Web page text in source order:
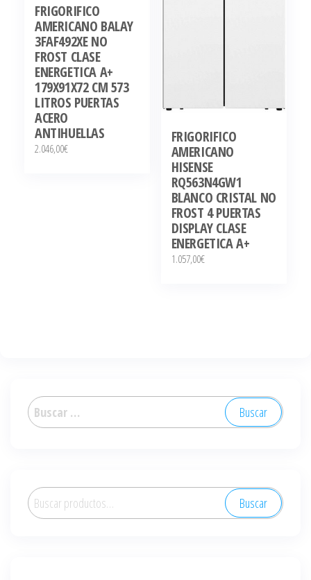
FRIGORIFICO
AMERICANO BALAY
3FAF492XE NO
FROST CLASE
ENERGETICA A+
179X91X72 CM 573
LITROS PUERTAS
ACERO
ANTIHUELLAS
2.046,00€
FRIGORIFICO
AMERICANO
HISENSE
RQ563N4GW1
BLANCO CRISTAL NO
FROST 4 PUERTAS
DISPLAY CLASE
ENERGETICA A+
1.057,00€
Buscar:
Buscar
por:
Buscar